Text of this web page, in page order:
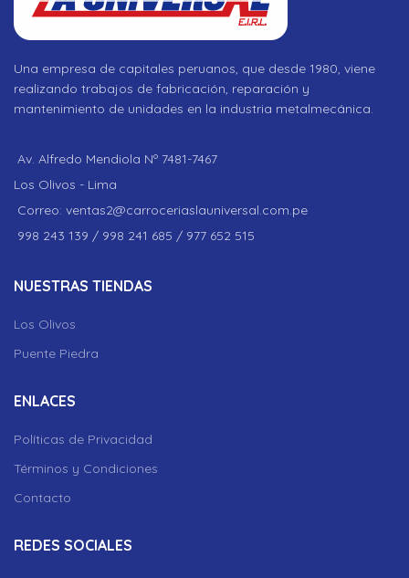
Una empresa de capitales peruanos, que desde 1980, viene
realizando trabajos de fabricación, reparación y
mantenimiento de unidades en la industria metalmecánica.
Av. Alfredo Mendiola Nº 7481-7467
Los Olivos - Lima
Correo: ventas2@carroceriaslauniversal.com.pe
998 243 139 / 998 241 685 / 977 652 515
NUESTRAS TIENDAS
Los Olivos
Puente Piedra
ENLACES
Políticas de Privacidad
Términos y Condiciones
Contacto
REDES SOCIALES